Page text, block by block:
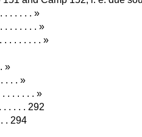
. . . . . . »
. . . . . . . »
. . . . . . . »
»
. . . »
. . . . . . »
. . . . 292
. 294